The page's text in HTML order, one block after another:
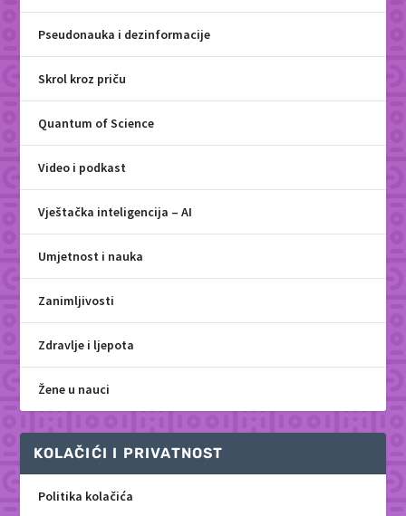
Pseudonauka i dezinformacije
Skrol kroz priču
Quantum of Science
Video i podkast
Vještačka inteligencija – AI
Umjetnost i nauka
Zanimljivosti
Zdravlje i ljepota
Žene u nauci
KOLAČIĆI I PRIVATNOST
Politika kolačića